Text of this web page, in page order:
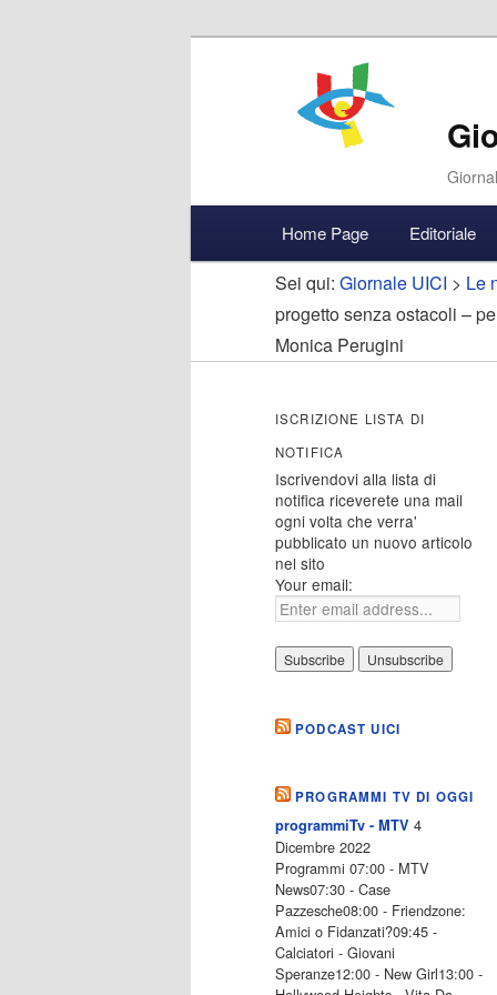
Vai
al
contenuto
principale
Vai
al
contenuto
secondario
Accedi
Home Page Editoriale
Sei qui: Giornale UICI > Le
progetto senza ostacoli –
Monica Perugini
ISCRIZIONE LISTA DI
NOTIFICA
Iscrivendovi alla lista di
notifica riceverete una mail
ogni volta che verra'
pubblicato un nuovo articolo
nel sito
Your email:
PODCAST UICI
PROGRAMMI TV DI OGGI
programmiTv - MTV 4
Dicembre 2022
Programmi 07:00 - MTV
News07:30 - Case
Pazzesche08:00 - Friendzone:
Amici o Fidanzati?09:45 -
Calciatori - Giovani
Speranze12:00 - New Girl13:00 -